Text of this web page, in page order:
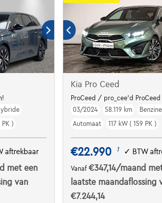
PK )
aftrekbaar
met een
van
Kia Pro Ceed
ProCeed / pro_cee'd ProCeed
03/2024
58.119 km
Benzine
Automaat
117 kW ( 159 PK )
€22.990 1 ✓ BTW
Vanaf €347,14/maand
laatste maandaflossing
€7.244,14